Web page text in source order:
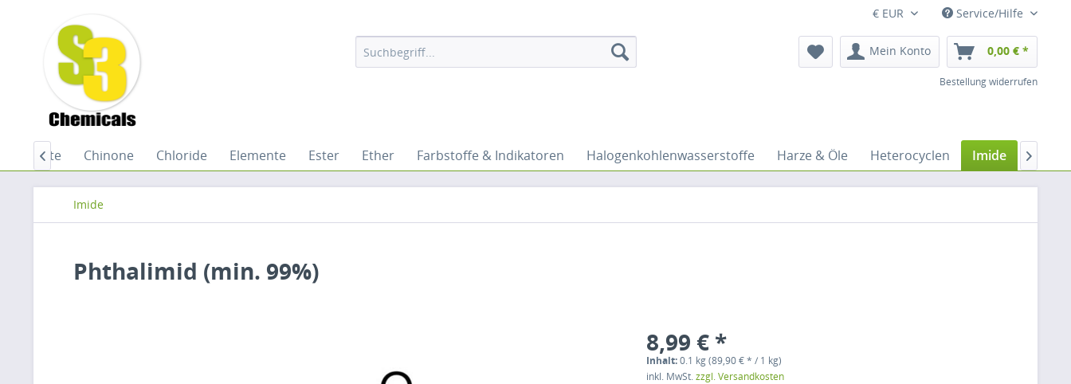
€ EUR Service/Hilfe
Mein Konto 0,00 € *
Bestellung widerrufen
Chinone Chloride Elemente Ester Ether Farbstoffe & Indikatoren Halogenkohlenwasserstoffe Harze & Öle Heterocyclen Imide Ketone
 
Imide
Phthalimid (min. 99%)
8,99 € *
Inhalt:0.1 kg (89,90 € * / 1 kg)
inkl. MwSt.zzgl. Versandkosten